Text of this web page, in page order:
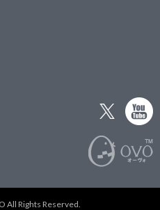
All Rights Reserved.